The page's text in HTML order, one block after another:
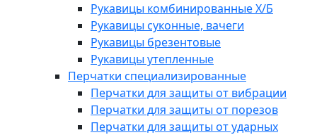
Рукавицы комбинированные Х/Б
Рукавицы суконные, вачеги
Рукавицы брезентовые
Рукавицы утепленные
Перчатки специализированные
Перчатки для защиты от вибрации
Перчатки для защиты от порезов
Перчатки для защиты от ударных